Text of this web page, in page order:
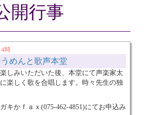
開行事
時
めんと歌声本堂
しみいただいた後、本堂にて声楽家太
楽しく歌を合唱します。時々先生の独
キかｆａｘ(075-462-4851)にてお申込み